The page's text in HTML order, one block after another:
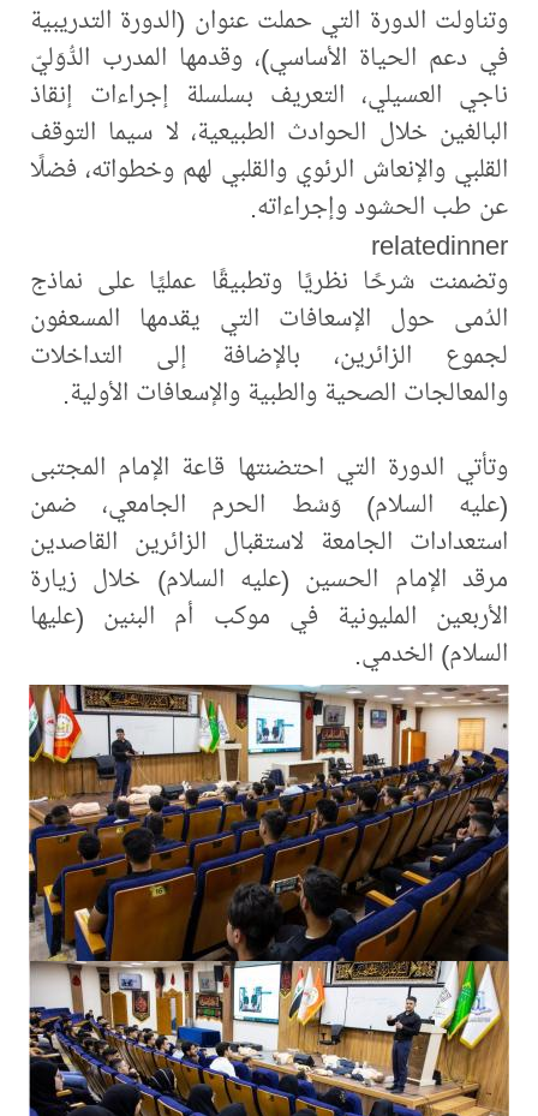
وتناولت الدورة التي حملت عنوان (الدورة التدريبية
في دعم الحياة الأساسي)، وقدمها المدرب الدُّوَليّ
ناجي العسيلي، التعريف بسلسلة إجراءات إنقاذ
البالغين خلال الحوادث الطبيعية، لا سيما التوقف
القلبي والإنعاش الرئوي والقلبي لهم وخطواته، فضلًا
عن طب الحشود وإجراءاته.
relatedinner
وتضمنت شرحًا نظريًا وتطبيقًا عمليًا على نماذج
الدُمى حول الإسعافات التي يقدمها المسعفون
لجموع الزائرين، بالإضافة إلى التداخلات
والمعالجات الصحية والطبية والإسعافات الأولية.
وتأتي الدورة التي احتضنتها قاعة الإمام المجتبى
(عليه السلام) وَسْط الحرم الجامعي، ضمن
استعدادات الجامعة لاستقبال الزائرين القاصدين
مرقد الإمام الحسين (عليه السلام) خلال زيارة
الأربعين المليونية في موكب أم البنين (عليها
السلام) الخدمي.